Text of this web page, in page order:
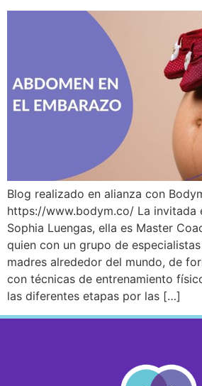
Blog realizado en alianza con
https://www.bodym.co/ La invitada
Sophia Luengas, ella es Master
quien con un grupo de
madres alrededor del mundo, de
con técnicas de entrenamiento
las diferentes etapas por las […]